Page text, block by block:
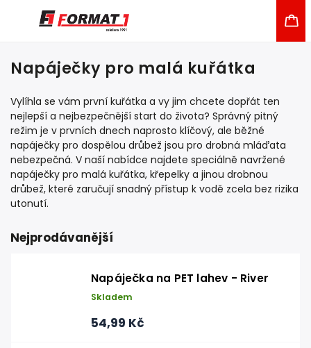
Napáječky pro malá kuřátka
Vylíhla se vám první kuřátka a vy jim chcete dopřát ten
nejlepší a nejbezpečnější start do života? Správný pitný
režim je v prvních dnech naprosto klíčový, ale běžné
napáječky pro dospělou drůbež jsou pro drobná mláďata
nebezpečná. V naší nabídce najdete speciálně navržené
napáječky pro malá kuřátka, křepelky a jinou drobnou
drůbež, které zaručují snadný přístup k vodě zcela bez rizika
utonutí.
Nejprodávanější
Napáječka na PET lahev - River
Skladem
54,99 Kč